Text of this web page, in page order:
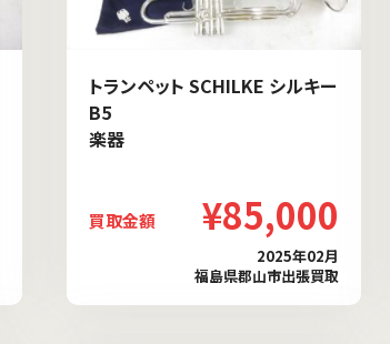
トランペット SCHILKE シルキー
B5
楽器
買取金額 ¥85,000
2025年02月
福島県郡山市出張買取